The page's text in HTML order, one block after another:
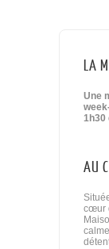
LA
Une
1h30
AU
cœur